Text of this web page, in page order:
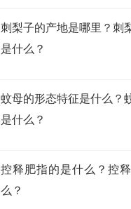
刺梨子的产地是哪里？刺
是什么？
蚊母的形态特征是什么？
是什么？
控释肥指的是什么？控
么？